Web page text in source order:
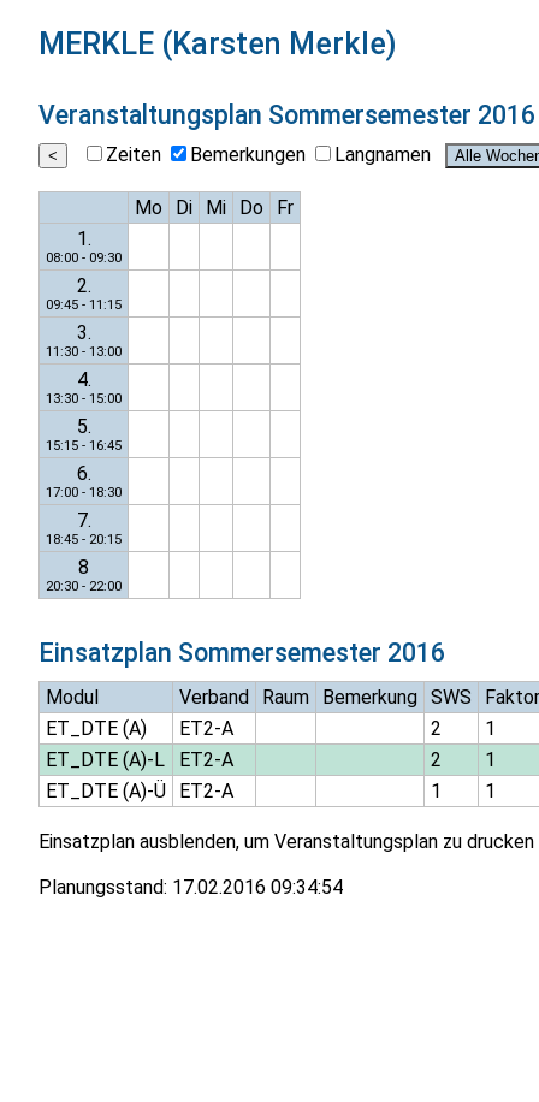
MERKLE (Karsten Merkle)
Veranstaltungsplan Sommersemester 2016
Zeiten Bemerkungen Langnamen
Mo Di Mi Do
Fr
1.
08:00 - 09:30
2.
09:45 - 11:15
3.
11:30 - 13:00
4.
13:30 - 15:00
5.
15:15 - 16:45
6.
17:00 - 18:30
7.
18:45 - 20:15
8
20:30 - 22:00
Einsatzplan Sommersemester 2016
Modul Verband Raum Bemerkung SWS
Faktor
ET_DTE (A)
ET2-A 2
1
ET_DTE (A)-L
ET2-A 2
1
ET_DTE (A)-Ü
ET2-A 1 1
Einsatzplan ausblenden, um Veranstaltungsplan zu drucken
Planungsstand: 17.02.2016 09:34:54